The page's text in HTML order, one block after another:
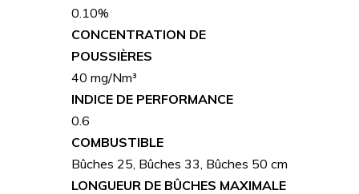
0.10%
CONCENTRATION DE
POUSSIÈRES
40 mg/Nm³
INDICE DE PERFORMANCE
0.6
COMBUSTIBLE
Bûches 25, Bûches 33, Bûches 50 cm
LONGUEUR DE BÛCHES MAXIMALE